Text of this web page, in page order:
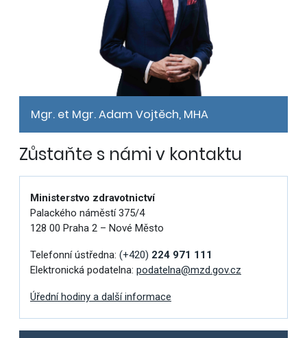
Mgr. et Mgr. Adam Vojtěch, MHA
Zůstaňte s námi v kontaktu
Ministerstvo zdravotnictví
Palackého náměstí 375/4
128 00 Praha 2 – Nové Město
Telefonní ústředna: (+420) 224 971 111
Elektronická podatelna: podatelna@mzd.gov.cz
Úřední hodiny a další informace